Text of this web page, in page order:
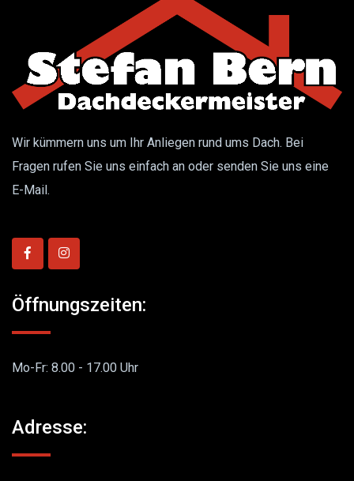
Wir kümmern uns um Ihr Anliegen rund ums Dach. Bei
Fragen rufen Sie uns einfach an oder senden Sie uns eine
E-Mail.
Öffnungszeiten:
Mo-Fr: 8.00 - 17.00 Uhr
Adresse: